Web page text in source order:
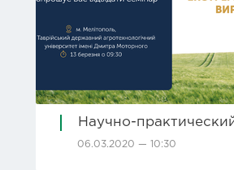
Научно-
06.03.2020 — 10:30